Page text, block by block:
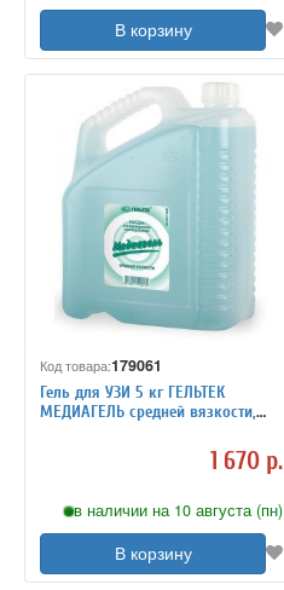
В корзину
Код товара:179061
Гель для УЗИ 5 кг ГЕЛЬТЕК
МЕДИАГЕЛЬ средней вязкости,
1 670 р.
в наличии на 10 августа (пн)
В корзину